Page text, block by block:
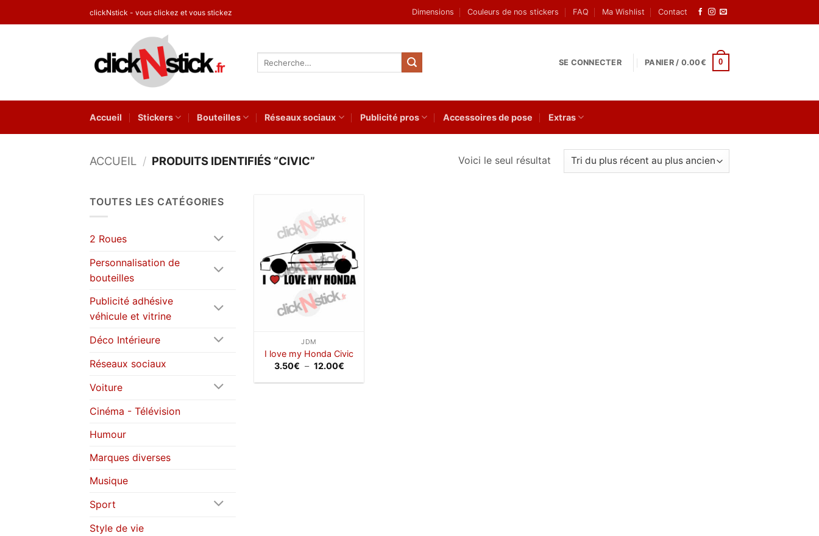
au
clickNstick - vous clickez et vous stickez Dimensions Couleurs de nos stickers FAQ Ma Wishlist Contact
SE CONNECTER PANIER / 0.00€ 0
Accueil Stickers Bouteilles Réseaux sociaux Publicité pros Accessoires de pose Extras
ACCUEIL / PRODUITS IDENTIFIÉS “CIVIC” Voici le seul résultat
TOUTES LES CATÉGORIES
2 Roues
Personnalisation de
bouteilles
Publicité adhésive
véhicule et vitrine
Déco Intérieure
Réseaux sociaux
Voiture
Cinéma - Télévision
Humour
Marques diverses
Musique
Sport
Style de vie
wishlist
JDM
I love my Honda Civic
3.50€ – 12.00€Plage
prix :